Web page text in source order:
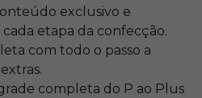
exclusivo e
etapa da confecção.
com todo o passo a
completa do P ao Plus